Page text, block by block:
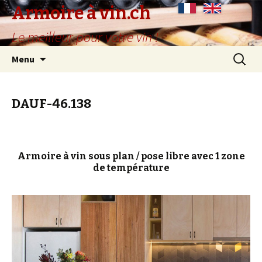
Armoire à vin.ch
Le meilleur pour votre vin !
Menu
DAUF-46.138
Armoire à vin sous plan / pose libre avec 1 zone
de température